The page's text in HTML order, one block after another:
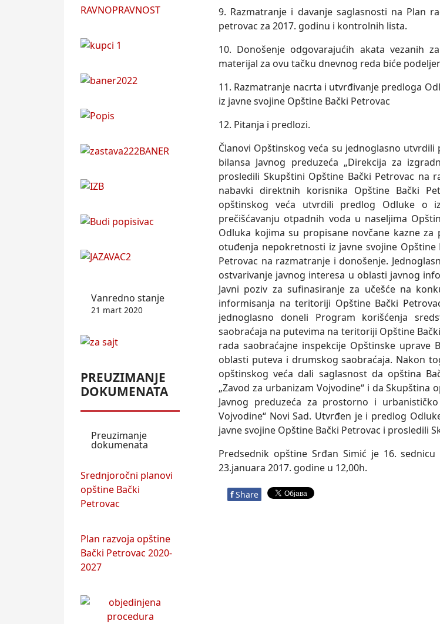
Vanredno stanje
21 mart 2020
PREUZIMANJE
DOKUMENATA
Preuzimanje
dokumenata
Srednjoročni planovi
opštine Bački
Petrovac
Plan razvoja opštine
Bački Petrovac 2020-
2027
9. Razmatranje i davanje saglasnosti na Plan
petrovac za 2017. godinu i kontrolnih lista.
10. Donošenje odgovarajućih akata vezanih
materijal za ovu tačku dnevnog reda biće
11. Razmatranje nacrta i utvrđivanje predloga
iz javne svojine Opštine Bački Petrovac
12. Pitanja i predlozi.
Članovi Opštinskog veća su jednoglasno
bilansa Javnog preduzeća „Direkcija za
prosledili Skupštini Opštine Bački Petrovac na
nabavki direktnih korisnika Opštine Bački
opštinskog veća utvrdili predlog Odluke o
prečišćavanju otpadnih voda u naselјima
Odluka kojima su propisane novčane kazne
otuđenja nepokretnosti iz javne svojine
Petrovac na razmatranje i donošenje.
ostvarivanje javnog interesa u oblasti javnog
Javni poziv za sufinasiranje za učešće na
informisanja na teritoriji Opštine Bački
jednoglasno doneli Program korišćenja
saobraćaja na putevima na teritoriji Opštine
rada saobraćajne inspekcije Opštinske
oblasti puteva i drumskog saobraćaja. Nakon
opštinskog veća dali saglasnost da opština
„Zavod za urbanizam Vojvodine“ i da
Javnog preduzeća za prostorno i
Vojvodine“ Novi Sad. Utvrđen je i predlog
javne svojine Opštine Bački Petrovac i prosledili
Predsednik opštine Srđan Simić je 16.
23.januara 2017. godine u 12,00h.
f Share